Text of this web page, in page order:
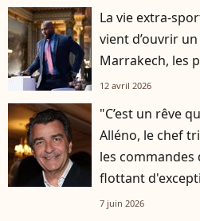
La vie extra-
vient d’ouvrir
Marrakech, les
12 avril 2026
"C’est un rêve
Alléno, le chef
les commandes
flottant
7 juin 2026